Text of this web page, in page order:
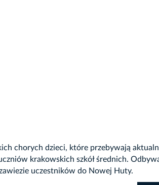
chorych dzieci, które przebywają
krakowskich szkół średnich.
uczestników do Nowej Huty.